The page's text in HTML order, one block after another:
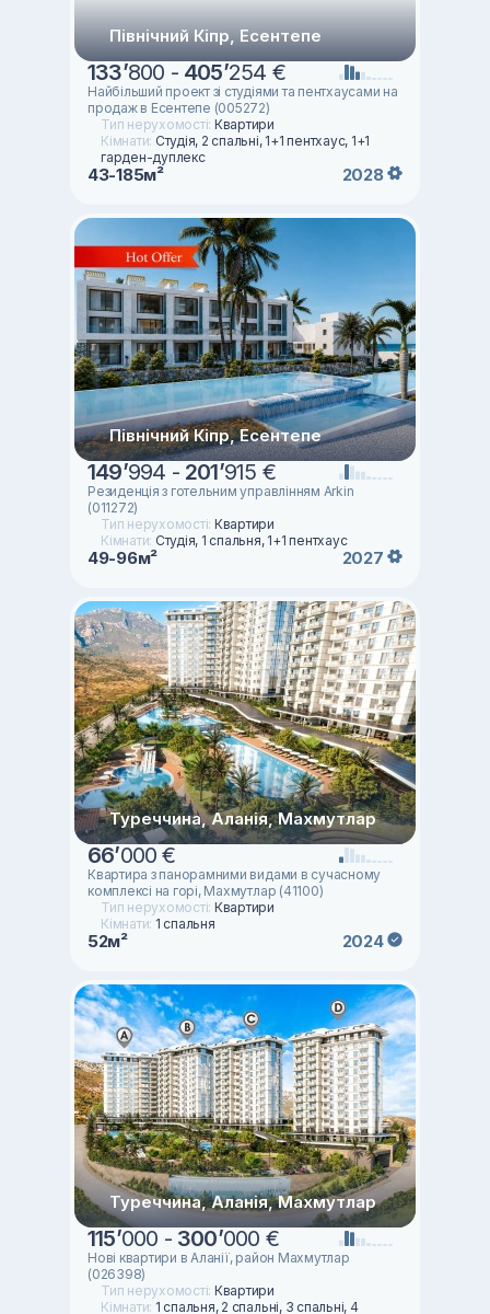
Північний Кіпр, Есентепе
133’800 - 405’254 €
Найбільший проект зі студіями та пентхаусами на
продаж в Есентепе (005272)
Тип нерухомості: Квартири
Кімнати: Студія, 2 спальні, 1+1 пентхаус, 1+1
гарден-дуплекс
43-185м² 2028
Північний Кіпр, Есентепе
149’994 - 201’915 €
Резиденція з готельним управлінням Arkin
(011272)
Тип нерухомості: Квартири
Кімнати: Студія, 1 спальня, 1+1 пентхаус
49-96м² 2027
Туреччина, Аланія, Махмутлар
66’000 €
Квартира з панорамними видами в сучасному
комплексі на горі, Махмутлар (41100)
Тип нерухомості: Квартири
Кімнати: 1 спальня
52м² 2024
Туреччина, Аланія, Махмутлар
115’000 - 300’000 €
Нові квартири в Аланії, район Махмутлар
(026398)
Тип нерухомості: Квартири
Кімнати: 1 спальня, 2 спальні, 3 спальні, 4